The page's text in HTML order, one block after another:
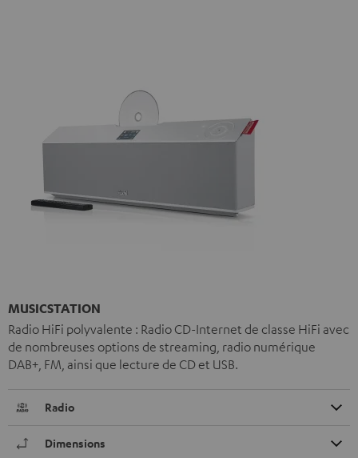
MUSICSTATION
Radio HiFi polyvalente : Radio CD-Internet de classe HiFi avec
de nombreuses options de streaming, radio numérique
DAB+, FM, ainsi que lecture de CD et USB.
Radio
Dimensions